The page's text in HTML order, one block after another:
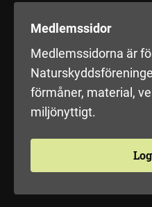
Medlemssidor
Medlemssidorna är
förmåner, material,
miljönyttigt.